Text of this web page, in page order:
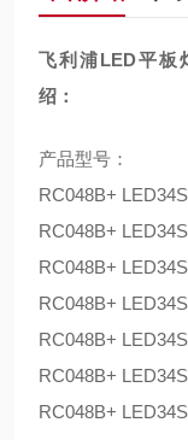
飞利浦LED平板
绍：
产品型号：
RC048B+
RC048B+
RC048B+
RC048B+
RC048B+
RC048B+
RC048B+